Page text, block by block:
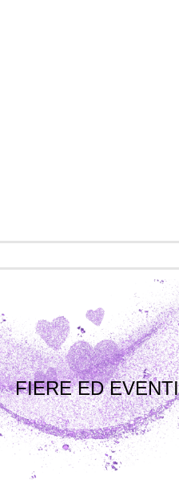
FIERE ED EVENTI